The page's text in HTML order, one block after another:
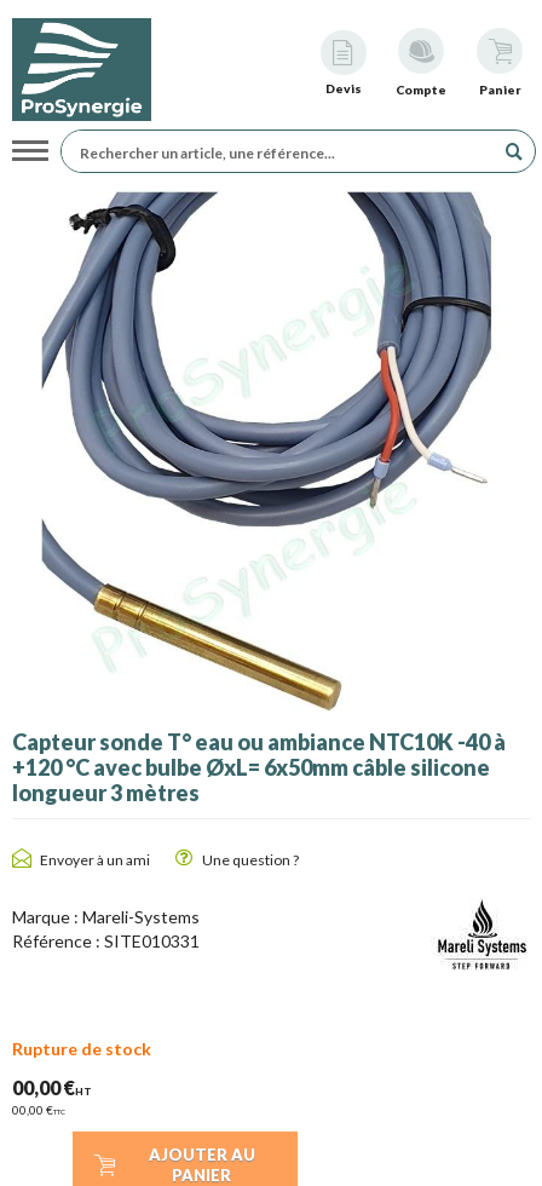
Devis Compte Panier
Navigation
Capteur sonde T° eau ou ambiance NTC10K -40 à
+120 °C avec bulbe ØxL= 6x50mm câble silicone
longueur 3 mètres
Envoyer à un ami Une question ?
Marque : Mareli-Systems
Référence : SITE010331
Rupture de stock
00,00 €HT
00,00 €TTC
AJOUTER AU
PANIER